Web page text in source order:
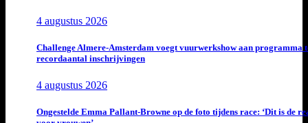
4 augustus 2026
Challenge Almere-Amsterdam voegt vuurwerkshow aan programma
recordaantal inschrijvingen
4 augustus 2026
Ongestelde Emma Pallant-Browne op de foto tijdens race: ‘Dit is de